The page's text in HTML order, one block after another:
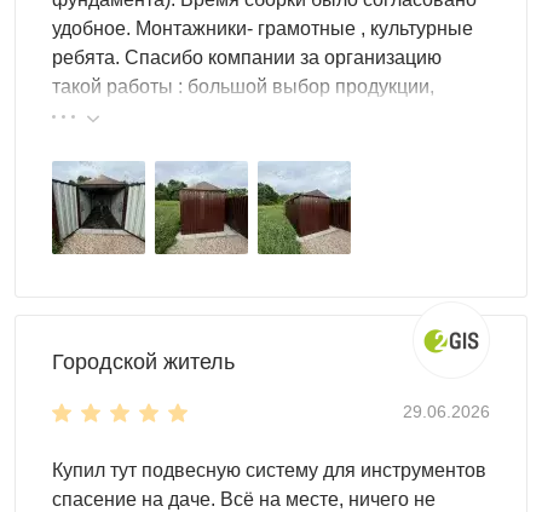
Выбор дизайна
При заказе дачного гаража можно выбрать из
в оттенке из каталога RAL;
в комбинированной или расцветке «под дерево»;
с нанесением логотипа, иллюстрации и даже
исходное изображение в хорошем разрешении.
удобное. Монтажники- грамотные , культурные
ребята. Спасибо компании за организацию
такой работы : большой выбор продукции,
реальные цены.
Городской житель
29.06.2026
Купил тут подвесную систему для инструментов
спасение на даче. Всё на месте, ничего не